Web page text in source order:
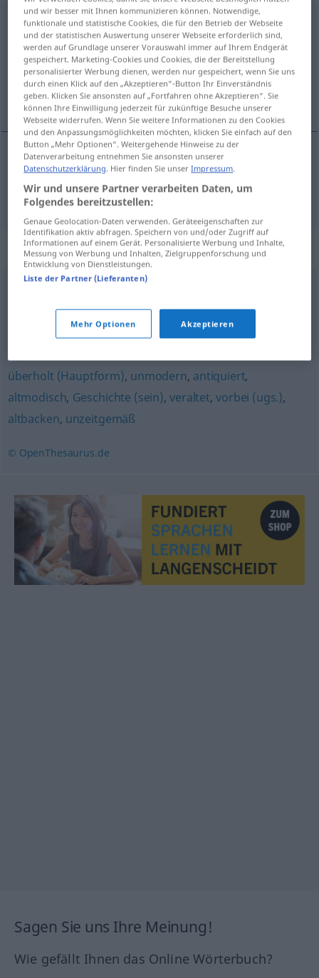
vorsintflutlich FIG UMG
Übersicht aller Übersetzungen
(Für mehr Details die Übersetzung anklicken/antippen)
antediluviansk, meget gammeldags
antediluviansk,meget gammeldags
vorsintflutlich
Synonyme für "vorsintflutlich"
Steinzeit (fig.) mittelalterlich
rückständig
überholt (Hauptform), unmodern, antiquiert,
altmodisch, Geschichte (sein),veraltet,vorbei (ugs.),
altbacken, unzeitgemäß
© OpenThesaurus.de
Sagen Sie uns Ihre Meinung!
Wie gefällt Ihnen das Online Wörterbuch?
und wir besser mit Ihnen kommunizieren können. Notwendige,
funktionale und statistische Cookies, die für den Betrieb der Webseite
und der statistischen Auswertung unserer Webseite erforderlich sind,
werden auf Grundlage unserer Vorauswahl immer auf Ihrem Endgerät
gespeichert. Marketing-Cookies und Cookies, die der Bereitstellung
personalisierter Werbung dienen, werden nur gespeichert, wenn Sie uns
durch einen Klick auf den „Akzeptieren“-Button Ihr Einverständnis
geben. Klicken Sie ansonsten auf „Fortfahren ohne Akzeptieren“. Sie
können Ihre Einwilligung jederzeit für zukünftige Besuche unserer
Webseite widerrufen. Wenn Sie weitere Informationen zu den Cookies
und den Anpassungsmöglichkeiten möchten, klicken Sie einfach auf den
Button „Mehr Optionen“. Weitergehende Hinweise zu der
Datenverarbeitung entnehmen Sie ansonsten unserer
Datenschutzerklärung. Hier finden Sie unserImpressum.
Wir und unsere Partner verarbeiten Daten, um
Folgendes bereitzustellen:
Genaue Geolocation-Daten verwenden. Geräteeigenschaften zur
Identifikation aktiv abfragen. Speichern von und/oder Zugriff auf
Informationen auf einem Gerät. Personalisierte Werbung und Inhalte,
Messung von Werbung und Inhalten, Zielgruppenforschung und
Entwicklung von Dienstleistungen.
Liste der Partner (Lieferanten)
Mehr Optionen Akzeptieren